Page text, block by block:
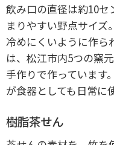
飲み口の直径は約10
まりやすい野点サイズ
冷めにくいように作
は、松江市内5つの窯
手作りで作っています
が食器としても日常に
樹脂茶せん